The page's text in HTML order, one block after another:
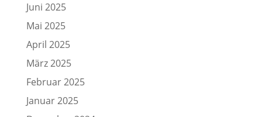
Juni 2025
Mai 2025
April 2025
März 2025
Februar 2025
Januar 2025